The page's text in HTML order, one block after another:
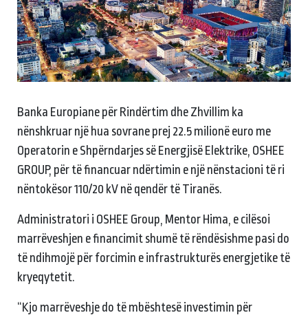
Banka Europiane për Rindërtim dhe Zhvillim ka
nënshkruar një hua sovrane prej 22.5 milionë euro me
Operatorin e Shpërndarjes së Energjisë Elektrike, OSHEE
GROUP, për të financuar ndërtimin e një nënstacioni të ri
nëntokësor 110/20 kV në qendër të Tiranës.
Administratori i OSHEE Group, Mentor Hima, e cilësoi
marrëveshjen e financimit shumë të rëndësishme pasi do
të ndihmojë për forcimin e infrastrukturës energjetike të
kryeqytetit.
“Kjo marrëveshje do të mbështesë investimin për